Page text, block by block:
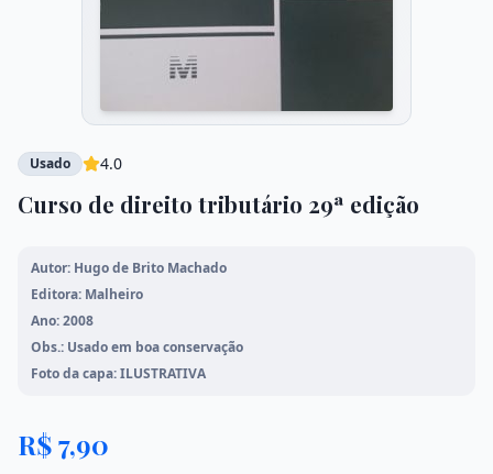
História e Política
Mato Grosso Literatura Brasileira
Início
Loja
Promoções
Sobre Nós
Usado 4.0
Curso de direito tributário 29ª edição
Autor: Hugo de Brito Machado
Editora: Malheiro
Ano: 2008
Obs.: Usado em boa conservação
Foto da capa: ILUSTRATIVA
R$7,90